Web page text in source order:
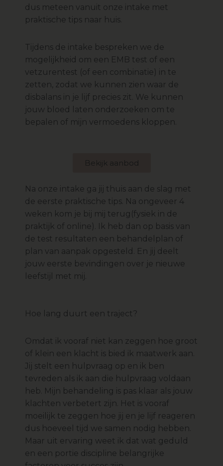
dus meteen vanuit onze intake met
praktische tips naar huis.
Tijdens de intake bespreken we de
mogelijkheid om een EMB test of een
vetzurentest (of een combinatie) in te
zetten, zodat we kunnen zien waar de
disbalans in je lijf precies zit. We kunnen
jouw bloed laten onderzoeken om te
bepalen of mijn vermoedens kloppen.
Bekijk aanbod
Na onze intake ga jij thuis aan de slag met
de eerste praktische tips. Na ongeveer 4
weken kom je bij mij terug(fysiek in de
praktijk of online). Ik heb dan op basis van
de test resultaten een behandelplan of
plan van aanpak opgesteld. En jij deelt
jouw eerste bevindingen over je nieuwe
leefstijl met mij.
Hoe lang duurt een traject?
Omdat ik vooraf niet kan zeggen hoe groot
of klein een klacht is bied ik maatwerk aan.
Jij stelt een hulpvraag op en ik ben
tevreden als ik aan die hulpvraag voldaan
heb. Mijn behandeling is pas klaar als jouw
klachten verbetert zijn. Het is vooraf
moeilijk te zeggen hoe jij en je lijf reageren
dus hoeveel tijd we samen nodig hebben.
Maar uit ervaring weet ik dat wat geduld
en een portie discipline belangrijke